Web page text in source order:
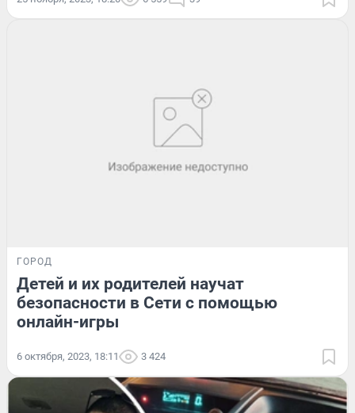
ГОРОД
Детей и их родителей научат
безопасности в Сети с помощью
онлайн-игры
6 октября, 2023, 18:11 3 424